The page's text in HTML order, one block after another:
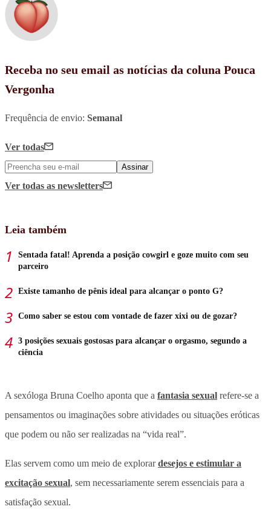
Receba no seu email as notícias da coluna Pouca
Vergonha
Frequência de envio: Semanal
Ver todas
Assinar
Ver todas as newsletters
Leia também
Sentada fatal! Aprenda a posição cowgirl e goze muito com seu
parceiro
Existe tamanho de pênis ideal para alcançar o ponto G?
Como saber se estou com vontade de fazer xixi ou de gozar?
3 posições sexuais gostosas para alcançar o orgasmo, segundo a
ciência
A sexóloga Bruna Coelho aponta que a fantasia sexual refere-se a
pensamentos ou imaginações sobre atividades ou situações eróticas
que podem ou não ser realizadas na “vida real”.
Elas servem como um meio de explorardesejos e estimular a
excitação sexual, sem necessariamente serem essenciais para a
satisfação sexual.